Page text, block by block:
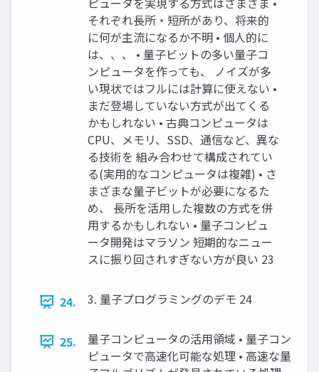
それぞれ長所・短所があり、将来的
に何が主流になるか不明 • 個人的に
は、、、 • 量子ビットの多い量子コ
ンピュータを作っても、 ノイズが多
い現状ではフルには計算に使えない •
まだ登場していない方式が出てくる
かもしれない • 古典コンピュータは
CPU、メモリ、SSD、通信など、異な
る技術を 組み合わせて構成されてい
る(実用的なコンピュータは複雑) • さ
まざまな量子ビットが必要になるた
め、 長所を活用した複数の方式を併
用するかもしれない • 量子コンピュ
ータ開発はマラソン 短期的なニュー
スに振り回されすぎない方が良い 23
24. 3. 量子プログラミングのデモ 24
25.
量子コンピュータの活用領域 • 量子コン
ピュータで高速化可能な処理 • 高速な量